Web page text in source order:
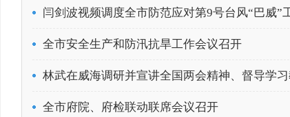
闫剑波视频调度全市防范应对第9号台风“巴威”
全市安全生产和防汛抗旱工作会议召开
全市府院、府检联动联席会议召开